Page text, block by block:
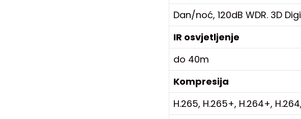
Dan/noć, 120dB WDR. 3D
IR osvjetljenje
do 40m
Kompresija
H.265, H.265+, H.264+,